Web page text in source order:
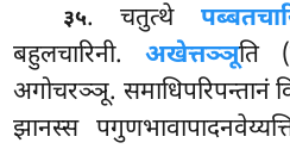
३५. चतुत्थे
बहुलचारिनी. अखेत्तञ्ञूति
अगोचरञ्ञू. समाधिपरिपन्तानं
झानस्स